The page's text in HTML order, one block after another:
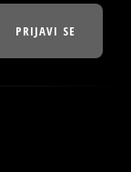
PRIJAVI SE